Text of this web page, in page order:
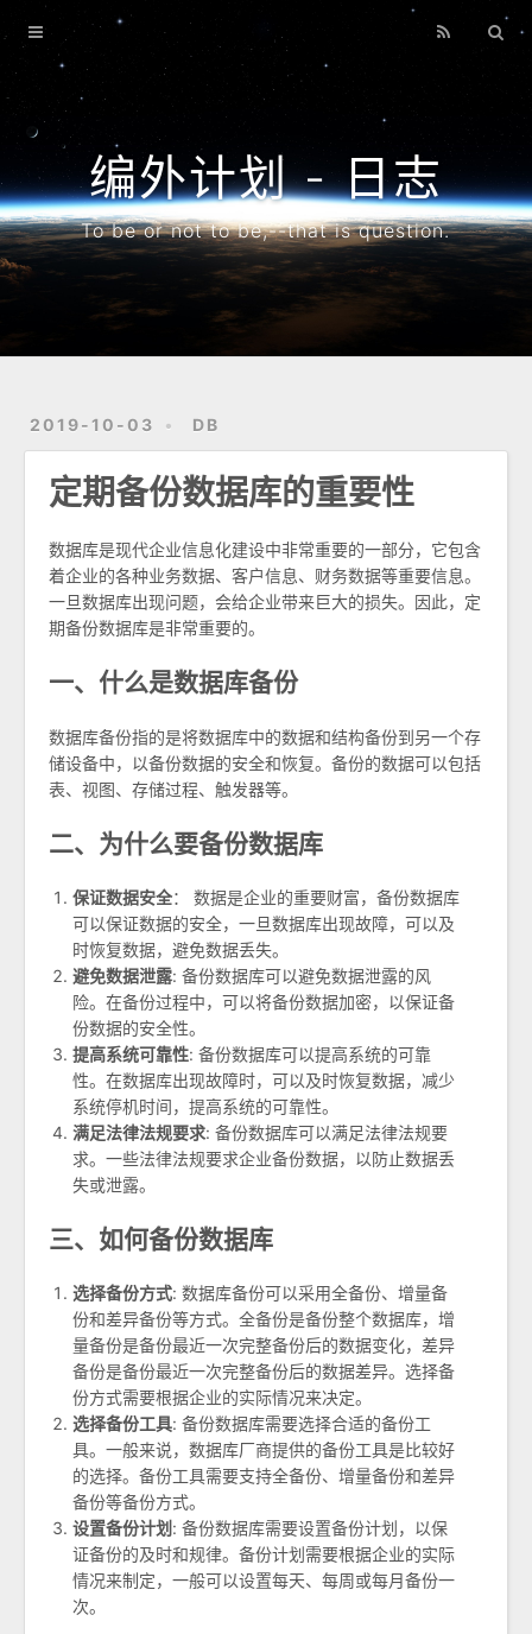
编外计划 - 日志
To be or not to be,--that is question.
2019-10-03 DB
定期备份数据库的重要性
数据库是现代企业信息化建设中非常重要的一部分，它包含
着企业的各种业务数据、客户信息、财务数据等重要信息。
一旦数据库出现问题，会给企业带来巨大的损失。因此，定
期备份数据库是非常重要的。
一、什么是数据库备份
数据库备份指的是将数据库中的数据和结构备份到另一个存
储设备中，以备份数据的安全和恢复。备份的数据可以包括
表、视图、存储过程、触发器等。
二、为什么要备份数据库
保证数据安全： 数据是企业的重要财富，备份数据库
可以保证数据的安全，一旦数据库出现故障，可以及
时恢复数据，避免数据丢失。
避免数据泄露: 备份数据库可以避免数据泄露的风
险。在备份过程中，可以将备份数据加密，以保证备
份数据的安全性。
提高系统可靠性: 备份数据库可以提高系统的可靠
性。在数据库出现故障时，可以及时恢复数据，减少
系统停机时间，提高系统的可靠性。
满足法律法规要求: 备份数据库可以满足法律法规要
求。一些法律法规要求企业备份数据，以防止数据丢
失或泄露。
三、如何备份数据库
选择备份方式: 数据库备份可以采用全备份、增量备
份和差异备份等方式。全备份是备份整个数据库，增
量备份是备份最近一次完整备份后的数据变化，差异
备份是备份最近一次完整备份后的数据差异。选择备
份方式需要根据企业的实际情况来决定。
选择备份工具: 备份数据库需要选择合适的备份工
具。一般来说，数据库厂商提供的备份工具是比较好
的选择。备份工具需要支持全备份、增量备份和差异
备份等备份方式。
设置备份计划 : 备份数据库需要设置备份计划，以保
证备份的及时和规律。备份计划需要根据企业的实际
情况来制定，一般可以设置每天、每周或每月备份一
次。
首页
专题
归档